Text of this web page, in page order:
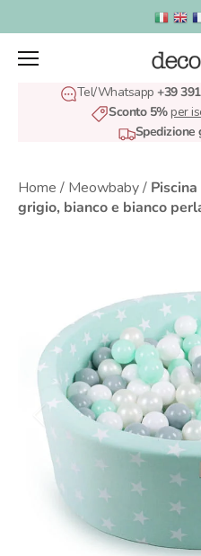
al
contenuto
Tel/Whatsapp +39
Sconto 5%per
Spedizione
Home / Meowbaby/
grigio, bianco e bianco